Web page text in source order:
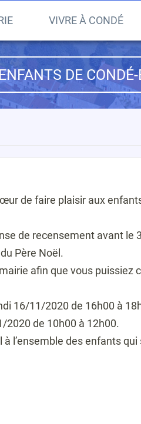
VIVRE À CONDÉ
DE
de faire plaisir aux
de recensement avant
Père Noël.
afin que vous
16/11/2020 de 16h00 à
2020 de 10h00 à 12h00.
l’ensemble des enfants